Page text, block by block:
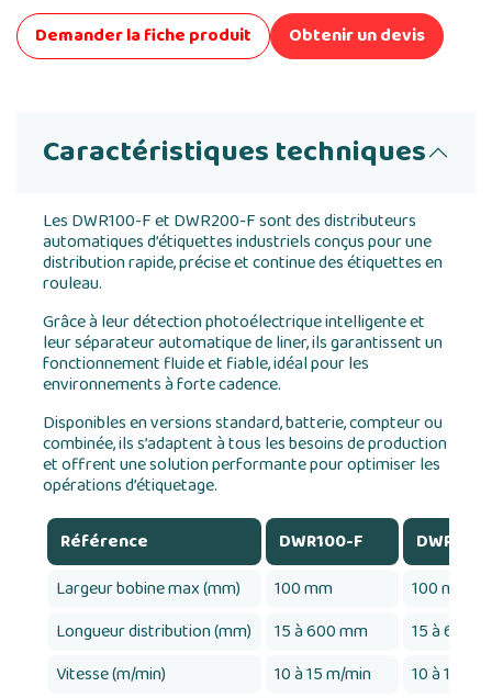
Demander la fiche produit
Obtenir un devis
Caractéristiques techniques
Les DWR100-F et DWR200-F sont des distributeurs
automatiques d’étiquettes industriels conçus pour une
distribution rapide, précise et continue des étiquettes en
rouleau.
Grâce à leur détection photoélectrique intelligente et
leur séparateur automatique de liner, ils garantissent un
fonctionnement fluide et fiable, idéal pour les
environnements à forte cadence.
Disponibles en versions standard, batterie, compteur ou
combinée, ils s’adaptent à tous les besoins de production
et offrent une solution performante pour optimiser les
opérations d’étiquetage.
Référence DWR100-F
Largeur bobine max (mm)
100 mm
100 mm
Longueur distribution (mm)
15 à 600 mm
15 à 600
Vitesse (m/min)
10 à 15 m/min
10 à 15 m/